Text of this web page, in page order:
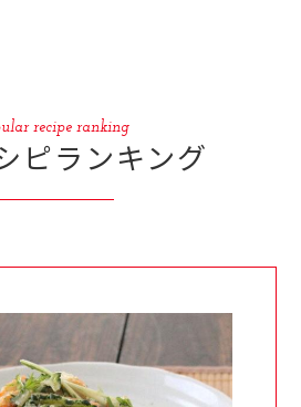
recipe ranking
ピランキング